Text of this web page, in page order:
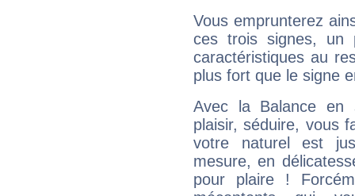
Vous emprunterez
ces trois signes, un
caractéristiques au
plus fort que le signe
Avec la Balance en
plaisir, séduire, vous
votre naturel est
mesure, en
pour plaire !